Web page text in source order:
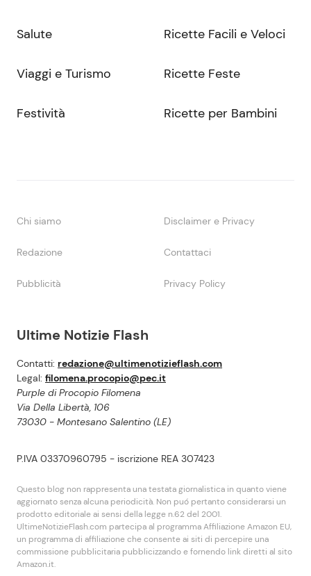
Ultime Notizie Flash
Contatti: redazione@ultimenotizieflash.com
Legal: filomena.procopio@pec.it
Purple di Procopio Filomena
Via Della Libertà, 106
73030 - Montesano Salentino (LE)
P.IVA 03370960795 - iscrizione REA 307423
Questo blog non rappresenta una testata giornalistica in quanto viene
aggiornato senza alcuna periodicità. Non puó pertanto considerarsi un
prodotto editoriale ai sensi della legge n.62 del 2001.
UltimeNotizieFlash.com partecipa al programma Affiliazione Amazon EU,
un programma di affiliazione che consente ai siti di percepire una
commissione pubblicitaria pubblicizzando e fornendo link diretti al sito
Amazon.it.
Salute
Viaggi e Turismo
Festività
Ricette Facili e Veloci
Ricette Feste
Ricette per Bambini
Chi siamo Disclaimer e Privacy
Redazione Contattaci
Pubblicità Privacy Policy